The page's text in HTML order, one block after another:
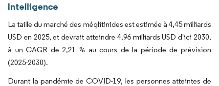
Intelligence
La taille du marché des méglitinides est estimée à 4,45 milliards
USD en 2025, et devrait atteindre 4,96 milliards USD d'ici 2030,
à un CAGR de 2,21 % au cours de la période de prévision
(2025-2030).
Durant la pandémie de COVID-19, les personnes atteintes de